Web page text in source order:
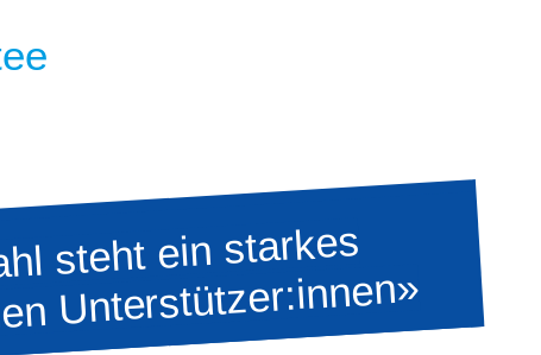
steht ein starkes
Unterstützer:innen»